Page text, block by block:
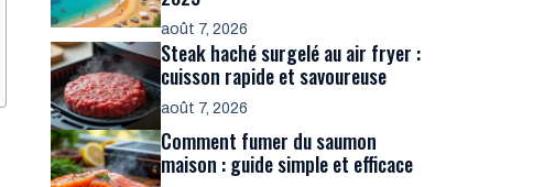
août 7, 2026
Steak haché surgelé au air fryer :
cuisson rapide et savoureuse
août 7, 2026
Comment fumer du saumon
maison : guide simple et efficace